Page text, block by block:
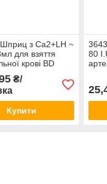
з Ca2+LH ~
для взяття
крові BD
(23G1")
₴/
Купити
80